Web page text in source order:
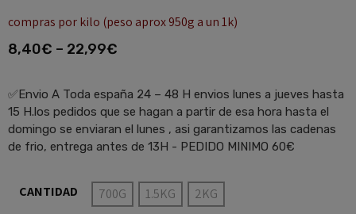
compras por kilo (peso aprox 950g a un 1k)
8,40€ – 22,99€
✅Envio A Toda españa 24 – 48 H envios lunes a jueves hasta
15 H.los pedidos que se hagan a partir de esa hora hasta el
domingo se enviaran el lunes , asi garantizamos las cadenas
de frio, entrega antes de 13H - PEDIDO MINIMO 60€
CANTIDAD 700G 1.5KG 2KG